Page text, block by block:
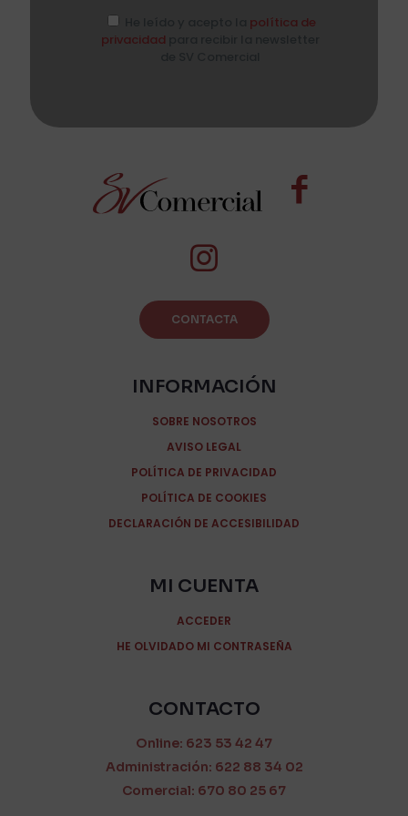
política de
privacidad
CONTACTA
INFORMACIÓN
SOBRE NOSOTROS
AVISO LEGAL
POLÍTICA DE PRIVACIDAD
POLÍTICA DE COOKIES
DECLARACIÓN DE ACCESIBILIDAD
MI CUENTA
ACCEDER
HE OLVIDADO MI CONTRASEÑA
CONTACTO
Online: 623 53 42 47
Administración: 622 88 34 02
Comercial: 670 80 25 67